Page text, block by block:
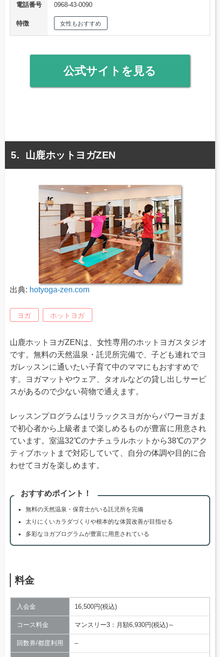
電話番号
0968-43-0090
特徴 女性もおすすめ
公式サイトを見る
山鹿ホットヨガZEN
出典: hotyoga-zen.com
ヨガ ホットヨガ
山鹿ホットヨガZENは、女性専用のホットヨガスタジオ
です。無料の天然温泉・託児所完備で、子ども連れでヨ
ガレッスンに通いたい子育て中のママにもおすすめで
す。ヨガマットやウェア、タオルなどの貸し出しサービ
スがあるので少ない荷物で通えます。
レッスンプログラムはリラックスヨガからパワーヨガま
で初心者から上級者まで楽しめるものが豊富に用意され
ています。室温32℃のナチュラルホットから38℃のアク
ティブホットまで対応していて、自分の体調や目的に合
わせてヨガを楽しめます。
おすすめポイント！
無料の天然温泉・保育士がいる託児所を完備
太りにくいカラダづくりや根本的な体質改善が目指せる
多彩なヨガプログラムが豊富に用意されている
料金
入会金 16,500円(税込)
コース料金 マンスリー3：月額6,930円(税込)～
回数券/都度利用 –